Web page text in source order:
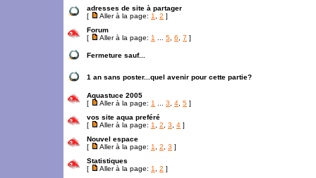
adresses de site à partager
[
Aller à la page: 1 2 ]
Forum
[
Aller à la page: 1 5 6 7 ]
Fermeture sauf...
1 an sans poster...quel avenir pour cette partie?
Aquastuce 2005
[
Aller à la page: 1 3 4 5 ]
vos site aqua preféré
[
Aller à la page: 1 2 3 4 ]
Nouvel espace
[
Aller à la page: 1 2 3 ]
Statistiques
[
Aller à la page: 1 2 ]